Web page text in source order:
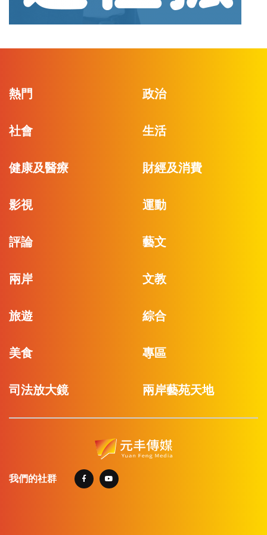
熱門 政治
社會 生活
健康及醫療 財經及消費
影視 運動
評論 藝文
兩岸 文教
旅遊 綜合
美食 專區
司法放大鏡 兩岸藝苑天地
我們的社群